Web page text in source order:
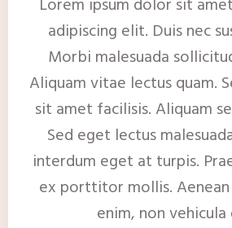
Lorem ipsum dolor sit
adipiscing elit. Duis nec
Morbi malesuada
Aliquam vitae lectus quam.
sit amet facilisis. Aliquam
Sed eget lectus
interdum eget at turpis.
ex porttitor mollis. Aenean
enim, non vehicula